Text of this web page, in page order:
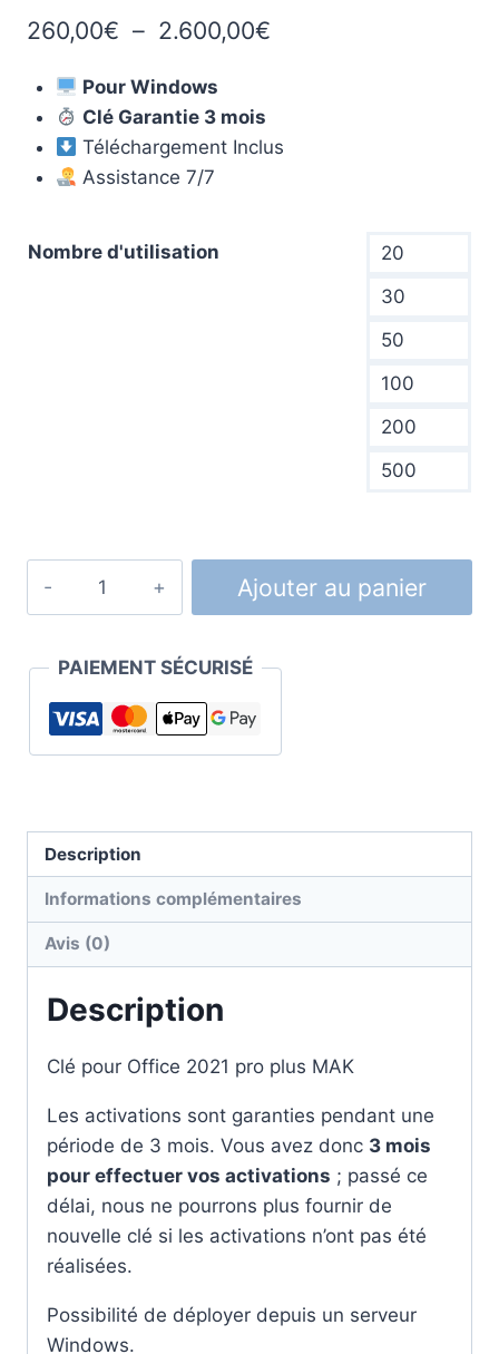
260,00€ – 2.600,00€
260,00€
Pour Windows
Clé Garantie 3 mois
Téléchargement Inclus
Assistance 7/7
Nombre d'utilisation
20
30
50
100
200
500
Office
Plus
Ajouter au panier
PAIEMENT SÉCURISÉ
Description
Informations complémentaires
Avis (0)
Description
Clé pour Office 2021 pro plus MAK
Les activations sont garanties pendant une
période de 3 mois. Vous avez donc 3 mois
pour effectuer vos activations ; passé ce
délai, nous ne pourrons plus fournir de
nouvelle clé si les activations n’ont pas été
réalisées.
Possibilité de déployer depuis un serveur
Windows.